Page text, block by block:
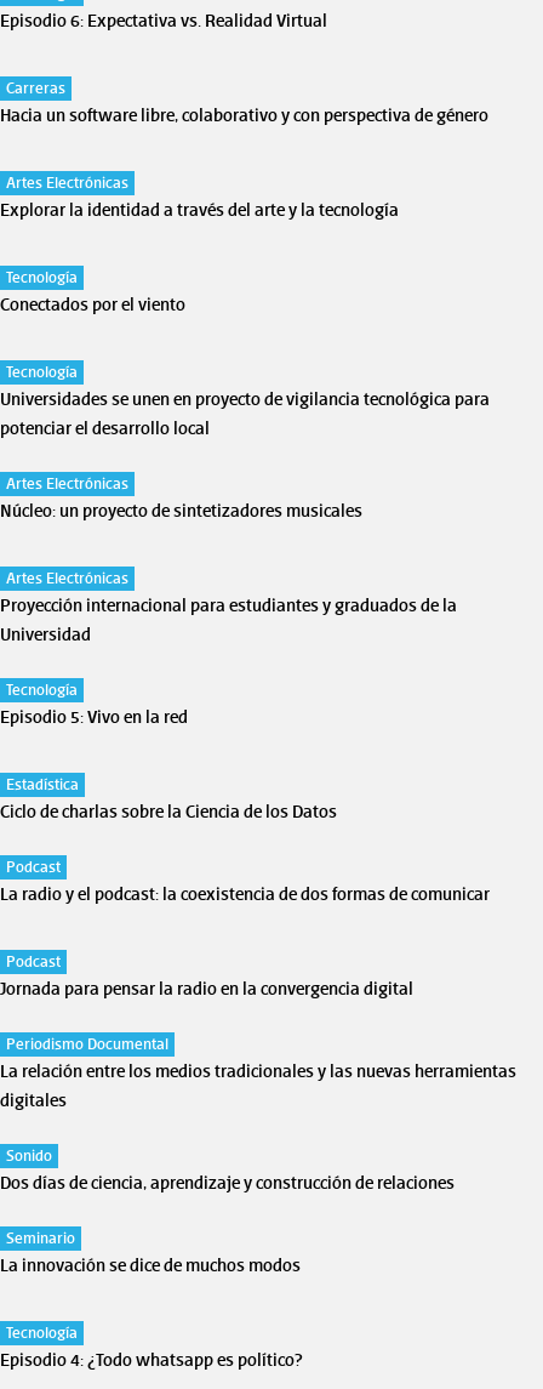
Episodio 6: Expectativa vs. Realidad Virtual
Carreras
Hacia un software libre, colaborativo y con perspectiva de género
Artes Electrónicas
Explorar la identidad a través del arte y la tecnología
Tecnología
Conectados por el viento
Tecnología
Universidades se unen en proyecto de vigilancia tecnológica para
potenciar el desarrollo local
Artes Electrónicas
Núcleo: un proyecto de sintetizadores musicales
Artes Electrónicas
Proyección internacional para estudiantes y graduados de la
Universidad
Tecnología
Episodio 5: Vivo en la red
Estadística
Ciclo de charlas sobre la Ciencia de los Datos
Podcast
La radio y el podcast: la coexistencia de dos formas de comunicar
Podcast
Jornada para pensar la radio en la convergencia digital
Periodismo Documental
La relación entre los medios tradicionales y las nuevas herramientas
digitales
Sonido
Dos días de ciencia, aprendizaje y construcción de relaciones
Seminario
La innovación se dice de muchos modos
Tecnología
Episodio 4: ¿Todo whatsapp es político?